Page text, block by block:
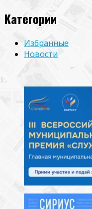
Категории
Избранные
Новости